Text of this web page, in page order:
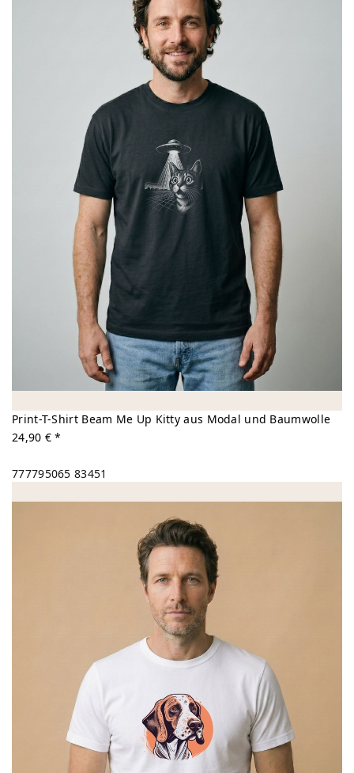
Print-T-Shirt Beam Me Up Kitty aus Modal und Baumwolle
24,90 € *
777795065 83451